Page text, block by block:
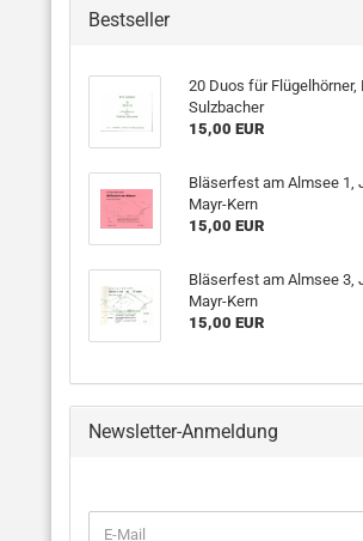
Gotteslob
Geistliche Lieder
Theorieunterlagen
Bestseller
20 Duos für Flügelhörner,
Sulzbacher
15,00 EUR
Bläserfest am Almsee 1,
Mayr-Kern
15,00 EUR
Bläserfest am Almsee 3,
Mayr-Kern
15,00 EUR
Newsletter-Anmeldung
E-